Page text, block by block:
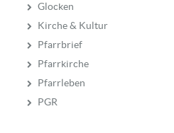
Glocken
Kirche & Kultur
Pfarrbrief
Pfarrkirche
Pfarrleben
PGR